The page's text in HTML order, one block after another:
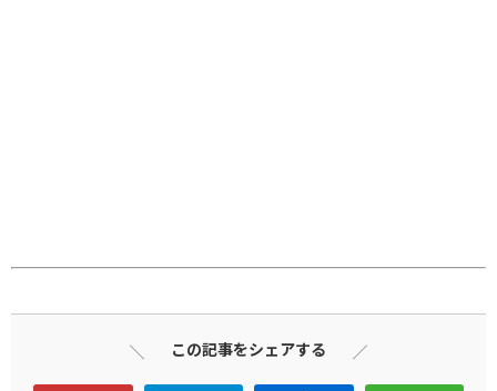
この記事をシェアする